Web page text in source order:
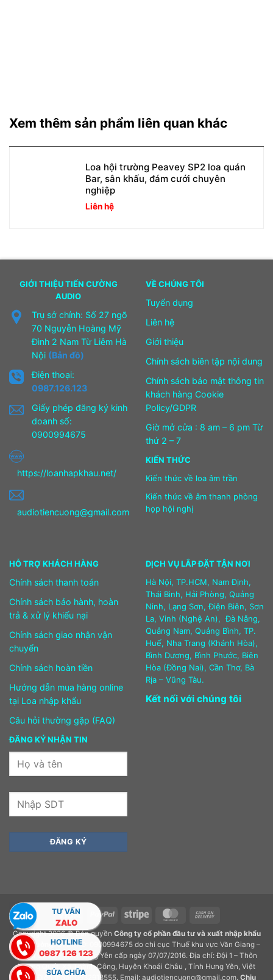
Xem thêm sản phẩm liên quan khác
Loa hội trường Peavey SP2 loa quán
Bar, sân khấu, đám cưới chuyên
nghiệp
Liên hệ
GIỚI THIỆU TIẾN CƯỜNG
AUDIO
Trụ sở chính: Số 27 ngõ
70 Nguyễn Hoàng Mỹ
Đình 2 Nam Từ Liêm Hà
Nội (Bản đồ)
Điện thoại:
0987.126.123
Giấy phép đăng ký kinh
doanh số:
0900994675
https://loanhapkhau.net/
audiotiencuong@gmail.com
VỀ CHÚNG TÔI
Tuyển dụng
Liên hệ
Giới thiệu
Chính sách biên tập nội dung
Chính sách bảo mật thông tin
khách hàng Cookie
Policy/GDPR
Giờ mở cửa : 8 am – 6 pm Từ
thứ 2 – 7
KIẾN THỨC
Kiến thức về loa âm trần
Kiến thức về âm thanh phòng
họp hội nghị
HỖ TRỢ KHÁCH HÀNG
Chính sách thanh toán
Chính sách bảo hành, hoàn
trả & xử lý khiếu nại
Chính sách giao nhận vận
chuyển
Chính sách hoàn tiền
Hướng dẫn mua hàng online
tại Loa nhập khẩu
Câu hỏi thường gặp (FAQ)
ĐĂNG KÝ NHẬN TIN
DỊCH VỤ LẮP ĐẶT TẬN NƠI
Hà Nội, TP.HCM, Nam Định,
Thái Bình, Hải Phòng, Quảng
Ninh, Lạng Sơn, Điện Biên, Sơn
La, Vinh (Nghệ An), Đà Nẵng,
Quảng Nam, Quảng Bình, TP.
Huế, Nha Trang (Khánh Hòa),
Bình Dương, Bình Phước, Biên
Hòa (Đồng Nai), Cần Thơ, Bà
Rịa – Vũng Tàu.
Kết nối với chúng tôi
PayPal Stripe MasterCard
Delivery
Copyright 2026 © Bản quyền Công ty cổ phần đầu tư và xuất nhập khẩu
Tiến Cường.GPDKKD: 0900994675 do chi cục Thuế khu vực Văn Giang –
Khoái Châu – Tỉnh Hưng Yên cấp ngày 07/07/2016. Địa chỉ: Đội 1 – Thôn
Hương Quất, Xã Thành Công, Huyện Khoái Châu , Tỉnh Hưng Yên, Việt
Nam. Điện thoại: 0932918555. Email: audiotiencuong@gmail.com. Chịu
TƯ VẤN
ZALO
HOTLINE
0987 126 123
SỬA CHỮA